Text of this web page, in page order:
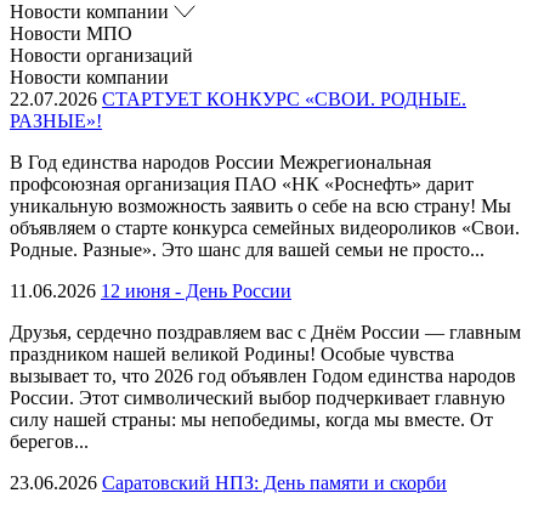
Новости компании
Новости МПО
Новости организаций
Новости компании
22.07.2026 СТАРТУЕТ КОНКУРС «СВОИ. РОДНЫЕ.
РАЗНЫЕ»!
В Год единства народов России Межрегиональная
профсоюзная организация ПАО «НК «Роснефть» дарит
уникальную возможность заявить о себе на всю страну! Мы
объявляем о старте конкурса семейных видеороликов «Свои.
Родные. Разные». Это шанс для вашей семьи не просто...
11.06.2026 12 июня - День России
Друзья, сердечно поздравляем вас с Днём России — главным
праздником нашей великой Родины! Особые чувства
вызывает то, что 2026 год объявлен Годом единства народов
России. Этот символический выбор подчеркивает главную
силу нашей страны: мы непобедимы, когда мы вместе. От
берегов...
23.06.2026 Саратовский НПЗ: День памяти и скорби